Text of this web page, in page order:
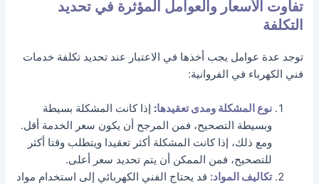
تفاوت الأسعار والعوامل المؤثرة في تحديد
التكلفة
توجد عدة عوامل يجب أخذها في الاعتبار عند تحديد تكلفة خدمات
فني الكهرباء في الفروانية:
نوع المشكلة ومدى تعقيدها: إذا كانت المشكلة بسيطة
وبسيطة التصحيح، فمن المرجح أن يكون سعر الخدمة أقل.
ومع ذلك، إذا كانت المشكلة أكثر تعقيدا ويتطلب وقتا أكثر
للتصحيح، فمن الممكن أن يتم تحديد سعر أعلى.
تكاليف المواد: قد يحتاج الفني الكهربائي إلى استخدام مواد